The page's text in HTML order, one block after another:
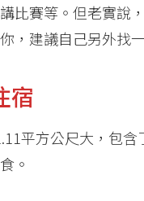
比賽等。但老實說
，建議自己另外找
宿
平方公尺大，包
。